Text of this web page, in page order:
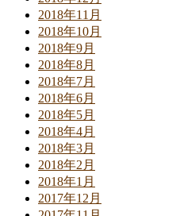
2018年11月
2018年10月
2018年9月
2018年8月
2018年7月
2018年6月
2018年5月
2018年4月
2018年3月
2018年2月
2018年1月
2017年12月